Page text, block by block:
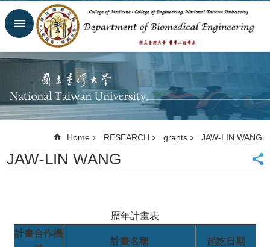
Skip to main content
Advanced
Homepage
Website
NTU
NTUH
College of
Engineering
中
文
Home RESEARCH grants JAW-LIN WANG
JAW-LIN WANG
歷年計畫表
計畫合作機
計畫名稱 起訖日期